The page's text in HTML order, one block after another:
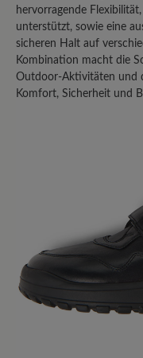
hervorragende
unterstützt, sowie eine
sicheren Halt auf
Kombination macht die
Outdoor-Aktivitäten und
Komfort, Sicherheit und